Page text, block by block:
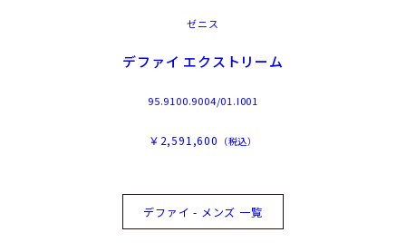
ゼニス
デファイ エクストリーム
95.9100.9004/01.I001
￥2,591,600 （税込）
デファイ - メンズ 一覧